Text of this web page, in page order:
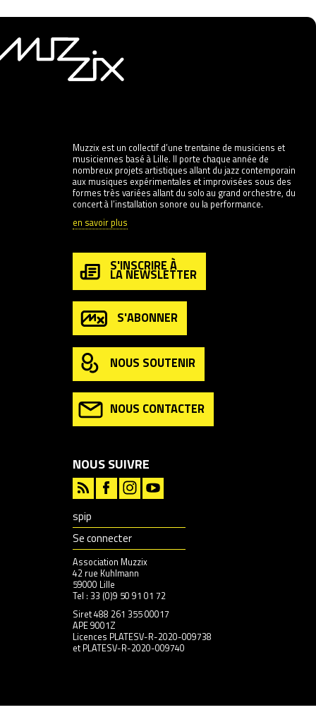
Muzzix est un collectif d’une trentaine de musiciens et
musiciennes basé à Lille. Il porte chaque année de
nombreux projets artistiques allant du jazz contemporain
aux musiques expérimentales et improvisées sous des
formes très variées allant du solo au grand orchestre, du
concert à l’installation sonore ou la performance.
en savoir plus
S'INSCRIRE À
LA NEWSLETTER
S'ABONNER
NOUS SOUTENIR
NOUS CONTACTER
NOUS SUIVRE
spip
Se connecter
Association Muzzix
42 rue Kuhlmann
59000 Lille
Tel : 33 (0)9 50 91 01 72
Siret 488 261 355 00017
APE 9001Z
Licences PLATESV-R-2020-009738
et PLATESV-R-2020-009740